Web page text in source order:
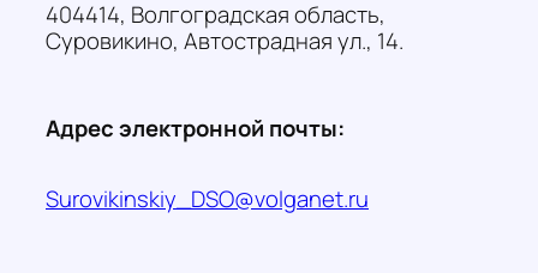
404414, Волгоградская область,
Суровикино, Автострадная ул., 14.
Адрес электронной почты:
Surovikinskiy_DSO@volganet.ru